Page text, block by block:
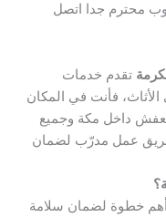
محترم جدا اتصل
تقدم خدمات
فأنت في المكان
داخل مكة وجميع
عمل مدرّب لضمان
خطوة لضمان سلامة